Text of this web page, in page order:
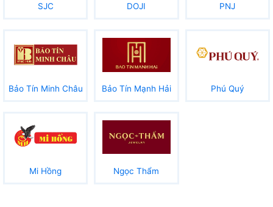
SJC DOJI PNJ
Bảo Tín Minh Châu Bảo Tín Mạnh Hải Phú Quý
Mi Hồng Ngọc Thẩm